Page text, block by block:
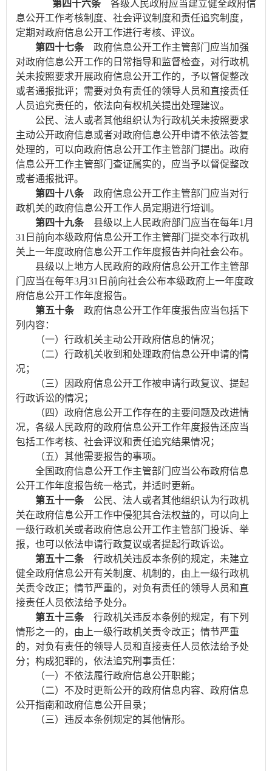
第四十六条各级人民政府应当建立健全政府信
息公开工作考核制度、社会评议制度和责任追究制度，
定期对政府信息公开工作进行考核、评议。
第四十七条政府信息公开工作主管部门应当加强
对政府信息公开工作的日常指导和监督检查，对行政机
关未按照要求开展政府信息公开工作的，予以督促整改
或者通报批评；需要对负有责任的领导人员和直接责任
人员追究责任的，依法向有权机关提出处理建议。
公民、法人或者其他组织认为行政机关未按照要求
主动公开政府信息或者对政府信息公开申请不依法答复
处理的，可以向政府信息公开工作主管部门提出。政府
信息公开工作主管部门查证属实的，应当予以督促整改
或者通报批评。
第四十八条政府信息公开工作主管部门应当对行
政机关的政府信息公开工作人员定期进行培训。
第四十九条县级以上人民政府部门应当在每年1 月
31 日前向本级政府信息公开工作主管部门提交本行政机
关上一年度政府信息公开工作年度报告并向社会公布。
县级以上地方人民政府的政府信息公开工作主管部
门应当在每年3月 31 日前向社会公布本级政府上一年度政
府信息公开工作年度报告。
第五十条政府信息公开工作年度报告应当包括下
列内容：
（一）行政机关主动公开政府信息的情况；
（二）行政机关收到和处理政府信息公开申请的情
况；
（三）因政府信息公开工作被申请行政复议、提起
行政诉讼的情况；
（四）政府信息公开工作存在的主要问题及改进情
况，各级人民政府的政府信息公开工作年度报告还应当
包括工作考核、社会评议和责任追究结果情况；
（五）其他需要报告的事项。
全国政府信息公开工作主管部门应当公布政府信息
公开工作年度报告统一格式，并适时更新。
第五十一条公民、法人或者其他组织认为行政机
关在政府信息公开工作中侵犯其合法权益的，可以向上
一级行政机关或者政府信息公开工作主管部门投诉、举
报，也可以依法申请行政复议或者提起行政诉讼。
第五十二条行政机关违反本条例的规定，未建立
健全政府信息公开有关制度、机制的，由上一级行政机
关责令改正；情节严重的，对负有责任的领导人员和直
接责任人员依法给予处分。
第五十三条行政机关违反本条例的规定，有下列
情形之一的，由上一级行政机关责令改正；情节严重
的，对负有责任的领导人员和直接责任人员依法给予处
分；构成犯罪的，依法追究刑事责任：
（一）不依法履行政府信息公开职能；
（二）不及时更新公开的政府信息内容、政府信息
公开指南和政府信息公开目录；
（三）违反本条例规定的其他情形。